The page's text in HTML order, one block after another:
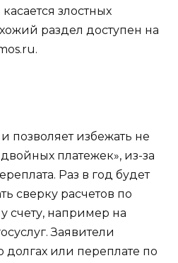
злостных
раздел доступен на
позволяет избежать не
платежек», из-за
Раз в год будет
сверку расчетов по
счету, например на
Заявители
долгах или переплате по